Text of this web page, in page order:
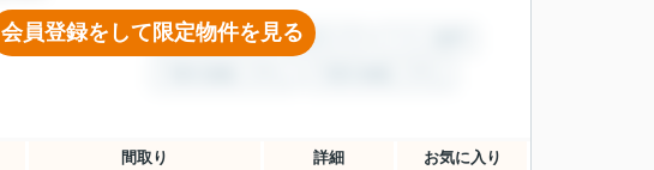
会員登録をして限定物件を見る
間取り 詳細 お気に入り